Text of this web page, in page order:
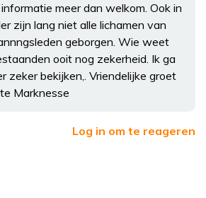
meer dan welkom. Ook in
zijn lang niet alle lichamen van
geborgen. Wie weet
ooit nog zekerheid. Ik ga
zeker bekijken,. Vriendelijke groet
Marknesse
Log in om te reageren